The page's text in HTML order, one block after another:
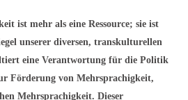
ist mehr als eine Ressource; sie ist
unserer diversen, transkulturellen
eine Verantwortung für die Politik
Förderung von Mehrsprachigkeit,
Mehrsprachigkeit. Dieser